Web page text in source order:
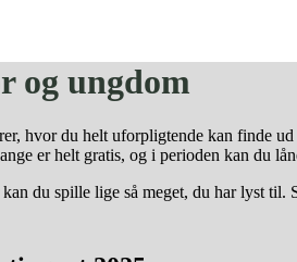
og ungdom
hvor du helt uforpligtende kan finde
er helt gratis, og i perioden kan du
du spille lige så meget, du har lyst